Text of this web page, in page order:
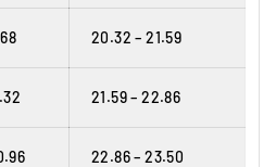
20.32 – 21.59
21.59 – 22.86
22.86 – 23.50